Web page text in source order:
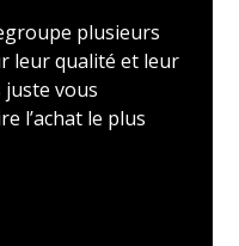
plusieurs
leur qualité et leur
juste vous
l’achat le plus